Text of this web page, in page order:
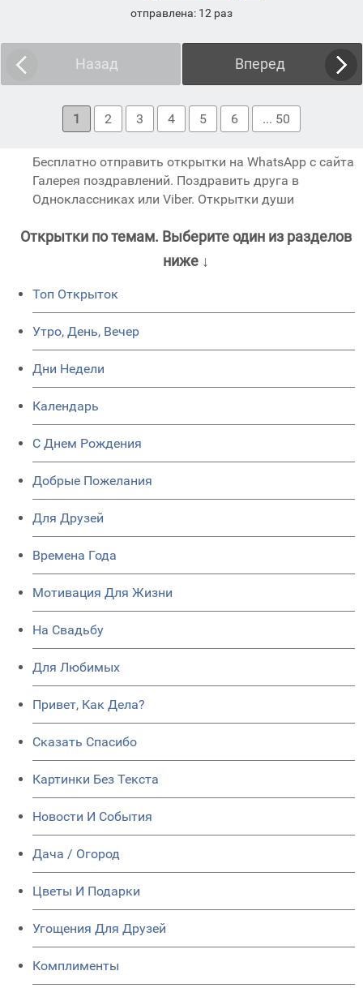
отправлена: 12 раз
Назад Вперед
1 2 3 4 5 6 ... 50
Бесплатно отправить открытки на WhatsApp с сайта
Галерея поздравлений. Поздравить друга в
Одноклассниках или Viber. Открытки души
Открытки по темам. Выберите один из разделов
ниже ↓
Топ Открыток
Утро, День, Вечер
Дни Недели
Календарь
C Днем Рождения
Добрые Пожелания
Для Друзей
Времена Года
Мотивация Для Жизни
На Свадьбу
Для Любимых
Привет, Как Дела?
Сказать Спасибо
Картинки Без Текста
Новости И События
Дача / Огород
Цветы И Подарки
Угощения Для Друзей
Комплименты